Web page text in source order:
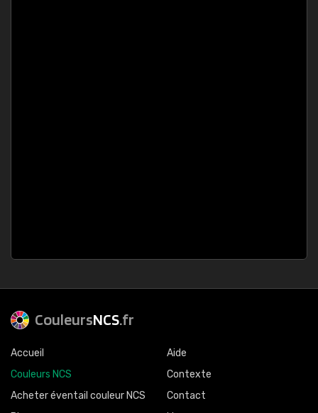
CouleursNCS.fr
Accueil
Couleurs NCS
Acheter éventail couleur NCS
Aide
Contexte
Contact